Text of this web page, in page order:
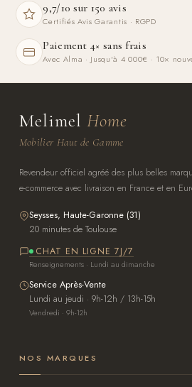
9,7/10 sur 150 avis
Certifiés Avis Garantis · RGPD
Paiement 4× sans frais
Avec Alma · Jusqu'à 4 000€ · 10×
Melimel Home
Mobilier Haut de Gamme
Revendeur officiel agréé des plus belles
e-commerce avec livraison en France et en
Seysses, Haute-Garonne (31)
20 minutes de Toulouse
CHAT EN LIGNE 7J/7
Renseignements · Lundi au dimanche
Service Après-Vente
Lundi au jeudi · 9h-12h / 13h-15h
Vendredi · 9h-12h
NOS MARQUES